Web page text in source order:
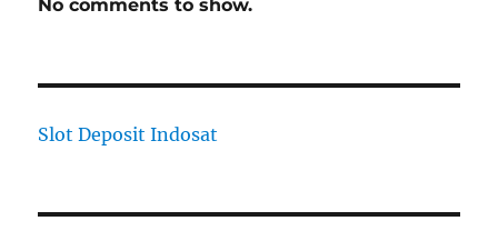
No comments to show.
Slot Deposit Indosat